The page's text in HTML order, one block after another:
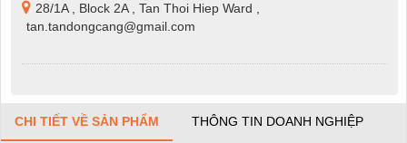
28/1A , Block 2A , Tan Thoi Hiep Ward ,
tan.tandongcang@gmail.com
CHI TIẾT VỀ SẢN PHẨM THÔNG TIN DOANH NGHIỆP